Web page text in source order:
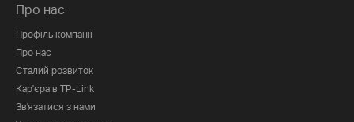
Про нас
Профіль компанії
Про нас
Сталий розвиток
Кар'єра в TP-Link
Зв'язатися з нами